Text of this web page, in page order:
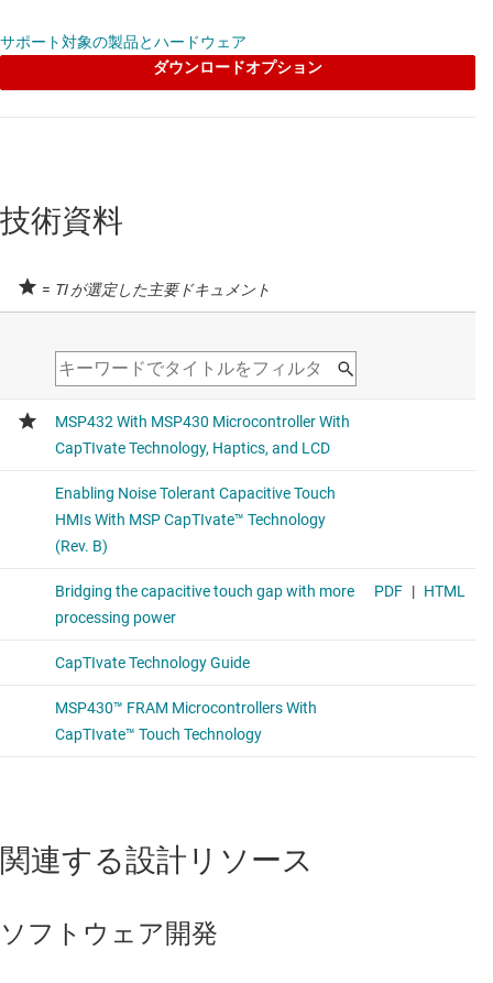
サポート対象の製品とハードウェア
ダウンロードオプション
技術資料
= TI が選定した主要ドキュメント
関連する設計リソース
ソフトウェア開発